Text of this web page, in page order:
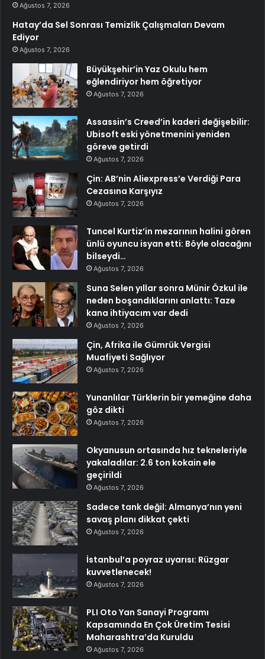
Ağustos 7, 2026
Hatay’da Sel Sonrası Temizlik Çalışmaları Devam
Ediyor
Ağustos 7, 2026
Büyükşehir’in Yaz Okulu hem
eğlendiriyor hem öğretiyor
Ağustos 7, 2026
Assassin’s Creed’in kaderi değişebilir:
Ubisoft eski yönetmenini yeniden
göreve getirdi
Ağustos 7, 2026
Çin: AB’nin Aliexpress’e Verdiği Para
Cezasına Karşıyız
Ağustos 7, 2026
Tuncel Kurtiz’in mezarının halini gören
ünlü oyuncu isyan etti: Böyle olacağını
bilseydi…
Ağustos 7, 2026
Suna Selen yıllar sonra Münir Özkul ile
neden boşandıklarını anlattı: Taze
kana ihtiyacım var dedi
Ağustos 7, 2026
Çin, Afrika ile Gümrük Vergisi
Muafiyeti Sağlıyor
Ağustos 7, 2026
Yunanlılar Türklerin bir yemeğine daha
göz dikti
Ağustos 7, 2026
Okyanusun ortasında hız tekneleriyle
yakaladılar: 2.6 ton kokain ele
geçirildi
Ağustos 7, 2026
Sadece tank değil: Almanya’nın yeni
savaş planı dikkat çekti
Ağustos 7, 2026
İstanbul’a poyraz uyarısı: Rüzgar
kuvvetlenecek!
Ağustos 7, 2026
PLI Oto Yan Sanayi Programı
Kapsamında En Çok Üretim Tesisi
Maharashtra’da Kuruldu
Ağustos 7, 2026